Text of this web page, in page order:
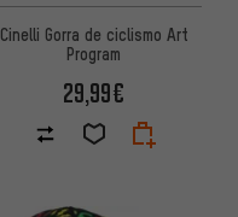
Cinelli Gorra de ciclismo Art
Program
29,99€